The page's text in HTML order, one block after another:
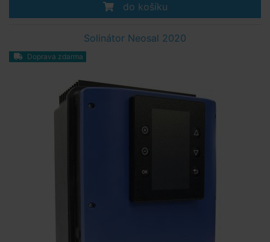
do košíku
Solinátor Neosal 2020
Doprava zdarma